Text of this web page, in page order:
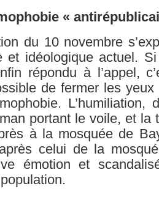
«
du 10 novembre
et idéologique actuel.
répondu à l’appel,
de fermer les
L’humiliation,
portant le voile, et la
à la mosquée de
celui de la
émotion et